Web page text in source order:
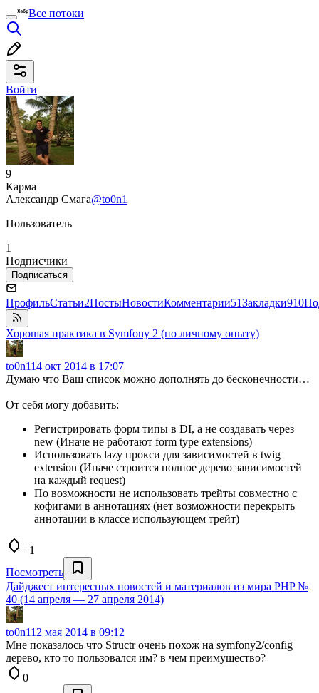
Все потоки
Войти
9
Карма
Александр Смага@to0n1
Пользователь
1
Подписчики
Подписаться
ПрофильСтатьи2ПостыНовостиКомментарии51Закладки910
Хорошая практика в Symfony 2 (по личному опыту)
to0n114 окт 2014 в 17:07
Думаю что Ваш список можно дополнять до бесконечности…
От себя могу добавить:
Регистрировать форм типы в DI, а не создавать через
new (Иначе не работают form type extensions)
Использовать lazy прокси для зависимостей в twig
extension (Иначе строится полное дерево зависимостей
на каждый request)
По возможности не использовать трейты совместно с
кофигами в аннотациях (нет возможности перекрыть
аннотации в классе использующем трейт)
+1
Посмотреть
Дайджест интересных новостей и материалов из мира PHP №
40 (14 апреля — 27 апреля 2014)
to0n112 мая 2014 в 09:12
Мне показалось что Structr очень похож на symfony2/config
дерево, кто то пользовался им? в чем преимущество?
0